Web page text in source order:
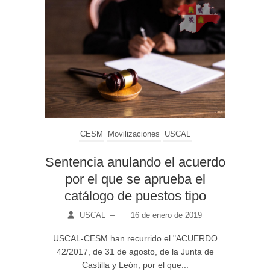
CESM Movilizaciones USCAL
Sentencia anulando el acuerdo
por el que se aprueba el
catálogo de puestos tipo
USCAL – 16 de enero de 2019
USCAL-CESM han recurrido el "ACUERDO
42/2017, de 31 de agosto, de la Junta de
Castilla y León, por el que...